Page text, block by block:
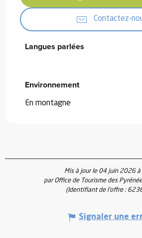
Contactez-
Langues parlées
Langues parlées
Environnement
Environnement
En montagne
Mis à jour le 04 juin 2026
par Office de Tourisme des
(Identifiant de l'offre :
Signaler une